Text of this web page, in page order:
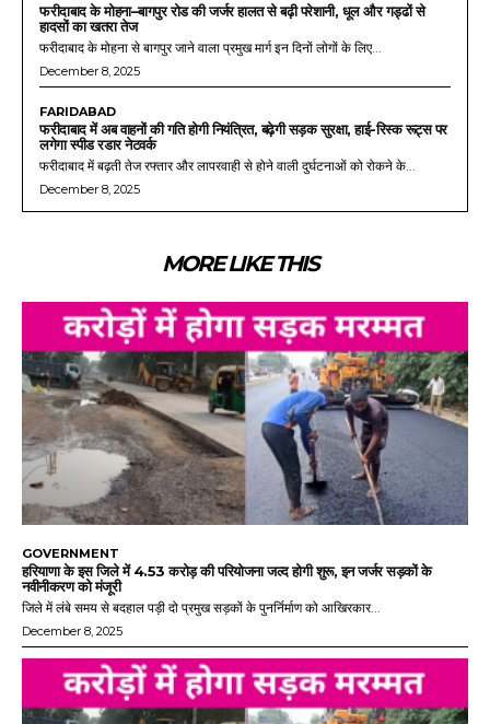
फरीदाबाद के मोहना–बागपुर रोड की जर्जर हालत से बढ़ी परेशानी, धूल और गड्ढों से
हादसों का खतरा तेज
फरीदाबाद के मोहना से बागपुर जाने वाला प्रमुख मार्ग इन दिनों लोगों के लिए...
December 8, 2025
FARIDABAD
फरीदाबाद में अब वाहनों की गति होगी नियंत्रित, बढ़ेगी सड़क सुरक्षा, हाई-रिस्क रूट्स पर
लगेगा स्पीड रडार नेटवर्क
फरीदाबाद में बढ़ती तेज रफ्तार और लापरवाही से होने वाली दुर्घटनाओं को रोकने के...
December 8, 2025
MORE LIKE THIS
GOVERNMENT
हरियाणा के इस जिले में 4.53 करोड़ की परियोजना जल्द होगी शुरू, इन जर्जर सड़कों के
नवीनीकरण को मंजूरी
जिले में लंबे समय से बदहाल पड़ी दो प्रमुख सड़कों के पुनर्निर्माण को आखिरकार...
December 8, 2025